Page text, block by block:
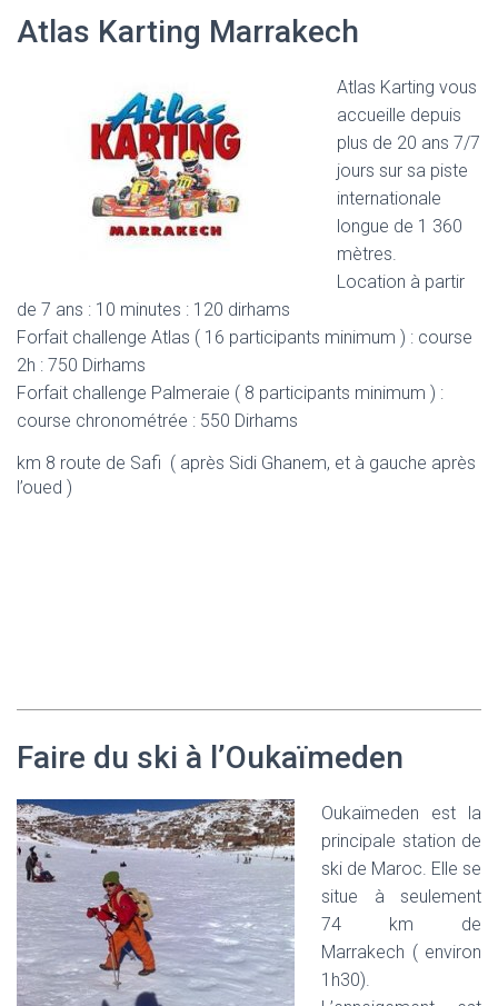
Atlas Karting Marrakech
Atlas Karting vous
accueille depuis
plus de 20 ans 7/7
jours sur sa piste
internationale
longue de 1 360
mètres.
Location à partir
de 7 ans : 10 minutes : 120 dirhams
Forfait challenge Atlas ( 16 participants minimum ) : course
2h : 750 Dirhams
Forfait challenge Palmeraie ( 8 participants minimum ) :
course chronométrée : 550 Dirhams
km 8 route de Safi ( après Sidi Ghanem, et à gauche après
l’oued )
Faire du ski à l’Oukaïmeden
Oukaïmeden est la
principale station de
ski de Maroc. Elle se
situe à seulement
74 km de
Marrakech ( environ
1h30).